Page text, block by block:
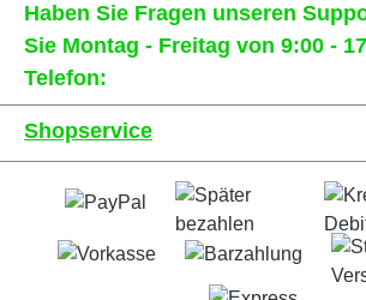
Haben Sie Fragen unseren
Sie Montag - Freitag von 9:00 -
Telefon:
Shopservice